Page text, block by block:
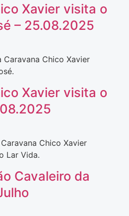
Xavier visita o
– 25.08.2025
Chico Xavier
Xavier visita o
Chico Xavier
Lar Vida.
Cavaleiro da